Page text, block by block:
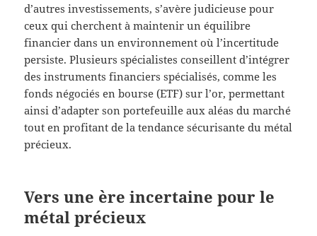
d’autres investissements, s’avère judicieuse pour
ceux qui cherchent à maintenir un équilibre
financier dans un environnement où l’incertitude
persiste. Plusieurs spécialistes conseillent d’intégrer
des instruments financiers spécialisés, comme les
fonds négociés en bourse (ETF) sur l’or, permettant
ainsi d’adapter son portefeuille aux aléas du marché
tout en profitant de la tendance sécurisante du métal
précieux.
Vers une ère incertaine pour le
métal précieux